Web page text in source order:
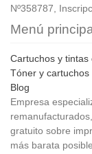
Nº358787,
Menú
Cartuchos y tintas
Tóner y cartuchos
Blog
Empresa
gratuito sobre
más barata posible.